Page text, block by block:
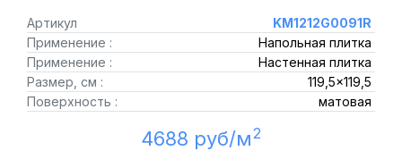
Артикул
KM1212G0091R
Применение :
Напольная плитка
Применение :
Настенная плитка
Размер, см :
119,5x119,5
Поверхность :
матовая
4688 руб/м2